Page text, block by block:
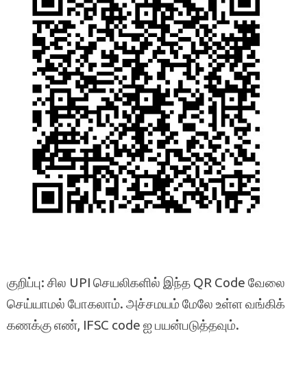
குறிப்பு: சில UPI செயலிகளில் இந்த QR Code வேலை
செய்யாமல் போகலாம். அச்சமயம் மேலே உள்ள வங்கிக்
கணக்கு எண், IFSC code ஐ பயன்படுத்தவும்.